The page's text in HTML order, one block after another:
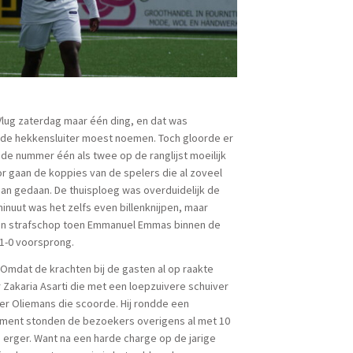
zaterdag maar één ding, en dat was
hekkensluiter moest noemen. Toch gloorde er
nummer één als twee op de ranglijst moeilijk
gaan de koppies van de spelers die al zoveel
gedaan. De thuisploeg was overduidelijk de
was het zelfs even billenknijpen, maar
strafschop toen Emmanuel Emmas binnen de
0 voorsprong.
de krachten bij de gasten al op raakte
Asarti die met een loepzuivere schuiver
Oliemans die scoorde. Hij rondde een
stonden de bezoekers overigens al met 10
Want na een harde charge op de jarige